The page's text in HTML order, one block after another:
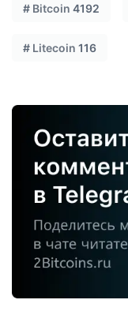
# Bitcoin 4192
# Litecoin 116